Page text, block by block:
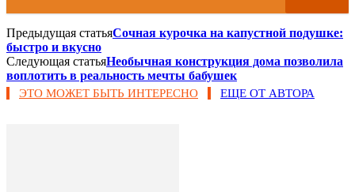
Предыдущая статьяСочная курочка на капустной подушке:
быстро и вкусно
Следующая статьяНеобычная конструкция дома позволила
воплотить в реальность мечты бабушек
ЭТО МОЖЕТ БЫТЬ ИНТЕРЕСНО ЕЩЕ ОТ АВТОРА